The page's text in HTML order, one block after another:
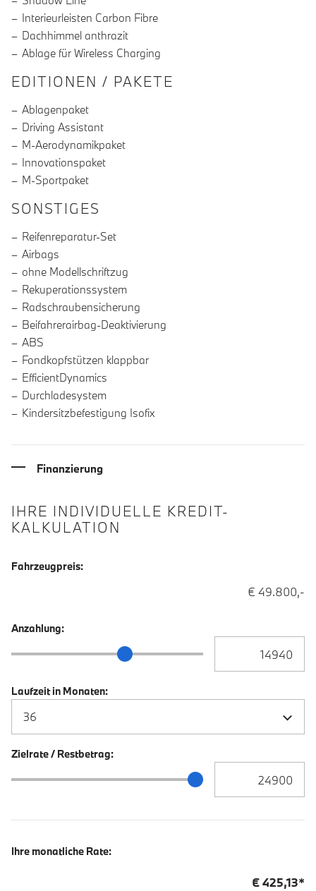
Interieurleisten Carbon Fibre
Dachhimmel anthrazit
Ablage für Wireless Charging
EDITIONEN / PAKETE
Ablagenpaket
Driving Assistant
M-Aerodynamikpaket
Innovationspaket
M-Sportpaket
SONSTIGES
Reifenreparatur-Set
Airbags
ohne Modellschriftzug
Rekuperationssystem
Radschraubensicherung
Beifahrerairbag-Deaktivierung
ABS
Fondkopfstützen klappbar
EfficientDynamics
Durchladesystem
Kindersitzbefestigung Isofix
Finanzierung
IHRE INDIVIDUELLE KREDIT-
KALKULATION
Fahrzeugpreis:
€ 49.800,-
Anzahlung:
Anzahlung Schieberegler
Laufzeit in Monaten:
Zielrate / Restbetrag:
Zielrate / Restbetrag Schieberegler
Ihre monatliche Rate:
€425,13*